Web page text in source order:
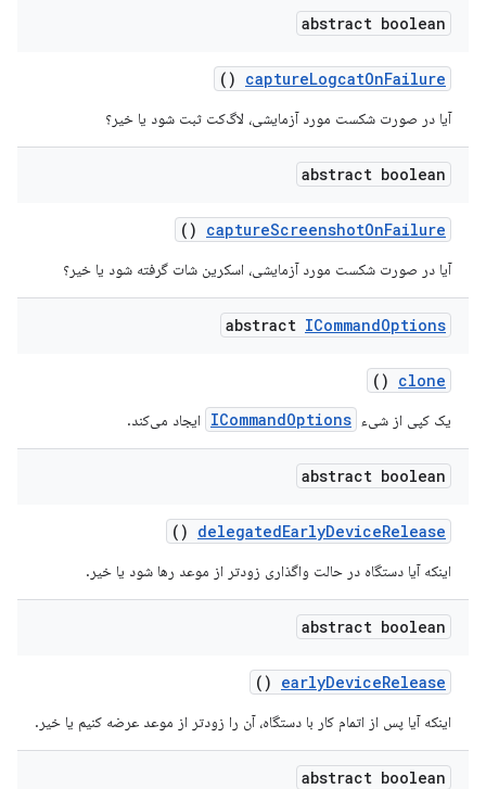
abstract boolean
captureLogcatOnFailure
()
آیا در صورت شکست مورد آزمایشی، لاگ‌کت ثبت شود یا خیر؟
abstract boolean
captureScreenshotOnFailure
()
آیا در صورت شکست مورد آزمایشی، اسکرین شات گرفته شود یا خیر؟
abstract ICommandOptions
clone
()
یک کپی از شیء ICommandOptions ایجاد می‌کند.
abstract boolean
delegatedEarlyDeviceRelease
()
اینکه آیا دستگاه در حالت واگذاری زودتر از موعد رها شود یا خیر.
abstract boolean
earlyDeviceRelease
()
اینکه آیا پس از اتمام کار با دستگاه، آن را زودتر از موعد عرضه کنیم یا خیر.
abstract boolean